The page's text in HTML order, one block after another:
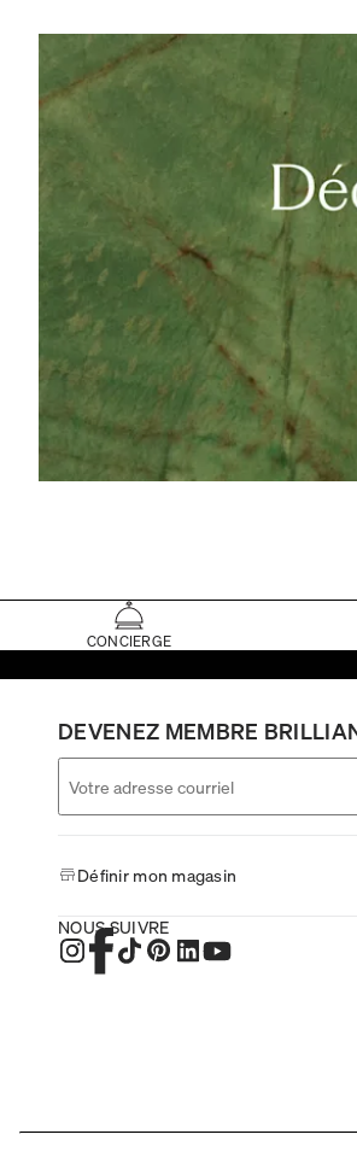
CONCIERGE
DEVENEZ MEMBRE
Définir mon magasin
NOUS SUIVRE